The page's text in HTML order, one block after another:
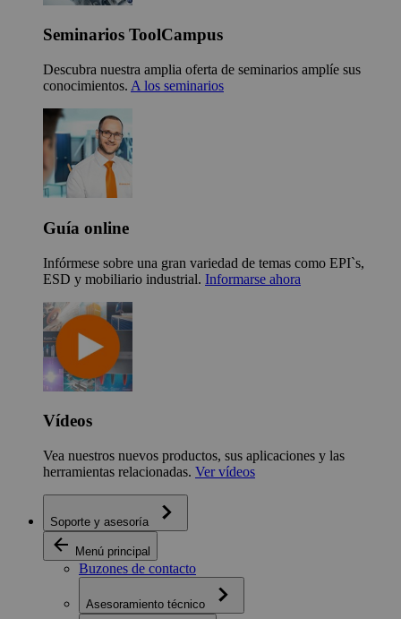
Seminarios ToolCampus
Descubra nuestra amplia oferta de seminarios amplíe sus
conocimientos. A los seminarios
Guía online
Infórmese sobre una gran variedad de temas como EPI`s,
ESD y mobiliario industrial. Informarse ahora
Vídeos
Vea nuestros nuevos productos, sus aplicaciones y las
herramientas relacionadas. Ver vídeos
Soporte y asesoría
Menú principal
Buzones de contacto
Asesoramiento técnico